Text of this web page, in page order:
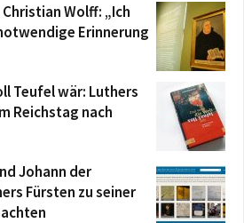
Wolff: „Ich
Erinnerung
Teufel wär: Luthers
Reichstag nach
Johann der
Fürsten zu seiner